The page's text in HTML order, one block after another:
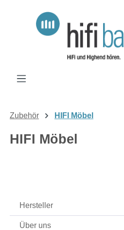
Zum Hauptinhalt springen
Zubehör HIFI Möbel
HIFI Möbel
Hersteller
Über uns